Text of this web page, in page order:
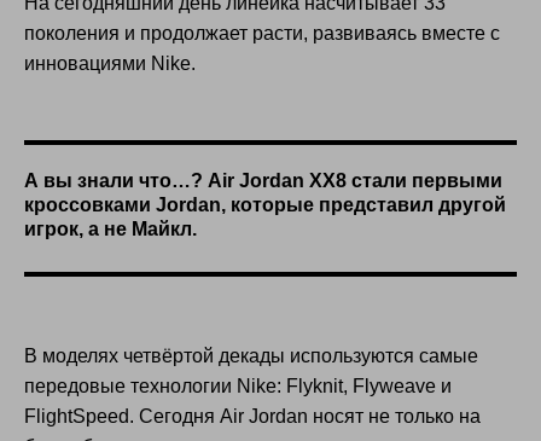
поколения и продолжает расти, развиваясь вместе с
инновациями Nike.
А вы знали что…? Air Jordan XX8 стали первыми
кроссовками Jordan, которые представил другой
игрок, а не Майкл.
В моделях четвёртой декады используются самые
передовые технологии Nike: Flyknit, Flyweave и
FlightSpeed. Сегодня Air Jordan носят не только на
Наши байеры помогут тебе!Заполни форму и
свяжется наш байер для помощи в заказе